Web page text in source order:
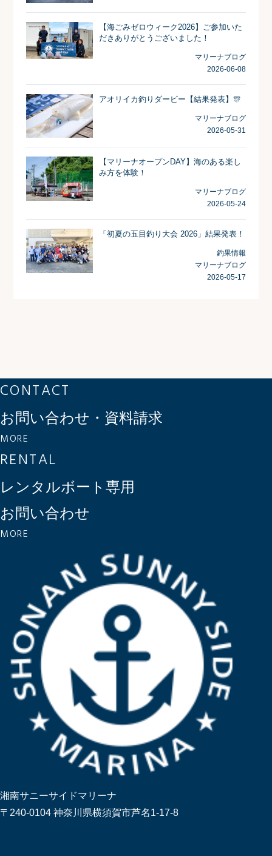
【海ごみゼロウィーク2026】ご参加いた
だきありがとうございました！
マリーナブログ
2026-06-08
アオリイカ釣りダービー【結果発表】🎊
マリーナブログ
2026-05-31
【マリーナオープンDAY】海のある楽し
み方を体験！
マリーナブログ
2026-05-24
「初夏の五目釣り大会 2026」結果発表！
釣果情報
マリーナブログ
2026-05-17
CONTACT
お問い合わせ・資料請求
MORE
RENTAL
レンタルボート専用
お問い合わせ
MORE
湘南サニーサイドマリーナ
〒240-0104 神奈川県横須賀市芦名1-17-8